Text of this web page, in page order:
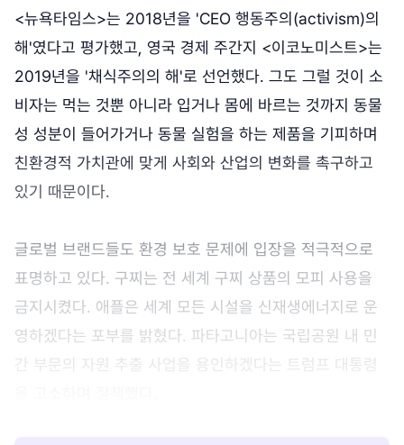
<뉴욕타임스>는 2018년을 'CEO 행동주의(activism)의
해'였다고 평가했고, 영국 경제 주간지 <이코노미스트>는
2019년을 '채식주의의 해'로 선언했다. 그도 그럴 것이 소
비자는 먹는 것뿐 아니라 입거나 몸에 바르는 것까지 동물
성 성분이 들어가거나 동물 실험을 하는 제품을 기피하며
친환경적 가치관에 맞게 사회와 산업의 변화를 촉구하고
있기 때문이다.
글로벌 브랜드들도 환경 보호 문제에 입장을 적극적으로
표명하고 있다. 구찌는 전 세계 구찌 상품의 모피 사용을
금지시켰다. 애플은 세계 모든 시설을 신재생에너지로 운
영하겠다는 포부를 밝혔다. 파타고니아는 국립공원 내 민
간 부문의 자원 추출 사업을 용인하겠다는 트럼프 대통령